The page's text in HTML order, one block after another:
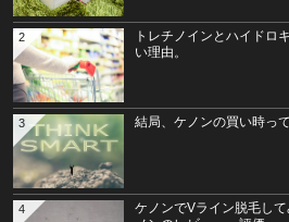
トレチノインとハイドロ
い理由。
2
結局、ケノンの買い時っ
3
ケノンでVライン脱毛し
4